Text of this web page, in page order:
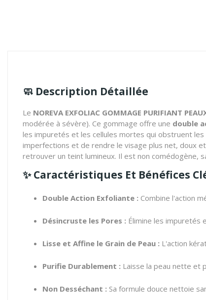
🧼 Description Détaillée
Le NOREVA EXFOLIAC GOMMAGE PURIFIANT
modérée à sévère). Ce gommage offre une double
les impuretés et les cellules mortes qui obstruent
imperfections et de rendre le visage plus net, doux
retrouver un teint lumineux. Il est non comédogène,
✨ Caractéristiques Et Bénéfices
Double Action Exfoliante : Combine l'action
Désincruste les Pores : Élimine les impuretés
Lisse et Affine le Grain de Peau : L'action
Purifie Durablement : Laisse la peau nette et
Non Desséchant : Sa formule douce nettoie